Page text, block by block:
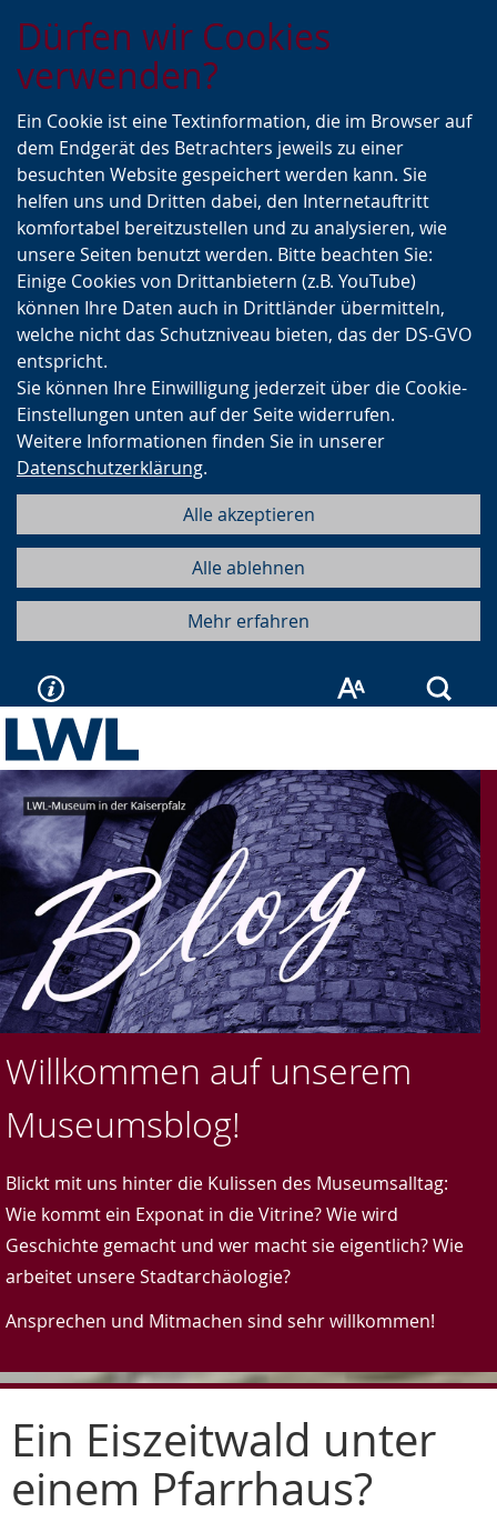
Zur
Hauptnavigation
Zur
Seitennavigation
Zum
Inhalt
Dürfen wir Cookies
verwenden?
Ein Cookie ist eine Textinformation, die im Browser auf
dem Endgerät des Betrachters jeweils zu einer
besuchten Website gespeichert werden kann. Sie
helfen uns und Dritten dabei, den Internetauftritt
komfortabel bereitzustellen und zu analysieren, wie
unsere Seiten benutzt werden. Bitte beachten Sie:
Einige Cookies von Drittanbietern (z.B. YouTube)
können Ihre Daten auch in Drittländer übermitteln,
welche nicht das Schutzniveau bieten, das der DS-GVO
entspricht.
Sie können Ihre Einwilligung jederzeit über die Cookie-
Einstellungen unten auf der Seite widerrufen.
Weitere Informationen finden Sie in unserer
Datenschutzerklärung.
Alle akzeptieren
Alle ablehnen
Mehr erfahren
Willkommen auf unserem
Museumsblog!
Blickt mit uns hinter die Kulissen des Museumsalltag:
Wie kommt ein Exponat in die Vitrine? Wie wird
Geschichte gemacht und wer macht sie eigentlich? Wie
arbeitet unsere Stadtarchäologie?
Ansprechen und Mitmachen sind sehr willkommen!
Ein Eiszeitwald unter
einem Pfarrhaus?